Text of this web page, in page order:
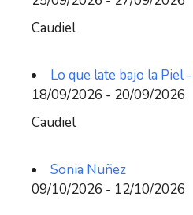
Caudiel
Lo que late bajo la Piel
18/09/2026 - 20/09/2026
Caudiel
Sonia Nuñez
09/10/2026 - 12/10/2026